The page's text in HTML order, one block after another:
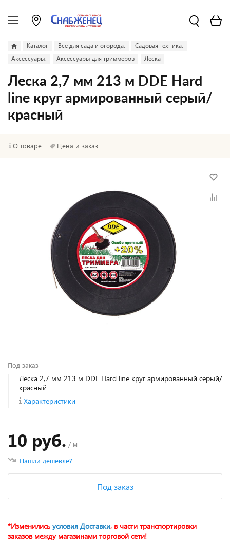
Каталог Все для сада и огорода.
Садовая техника.
Аксессуары.
Аксессуары для триммеров Леска
Леска 2,7 мм 213 м DDE Hard
line круг армированный серый/
красный
О товаре Цена и заказ
Под заказ
Леска 2,7 мм 213 м DDE Hard line круг армированный серый/
красный
Характеристики
10 руб. / м
Нашли дешевле?
Под заказ
*Изменились условия Доставки, в части транспортировки
заказов между магазинами торговой сети!